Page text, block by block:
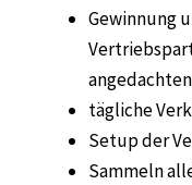
Gewinnung
tägliche
Setup der
Sammeln